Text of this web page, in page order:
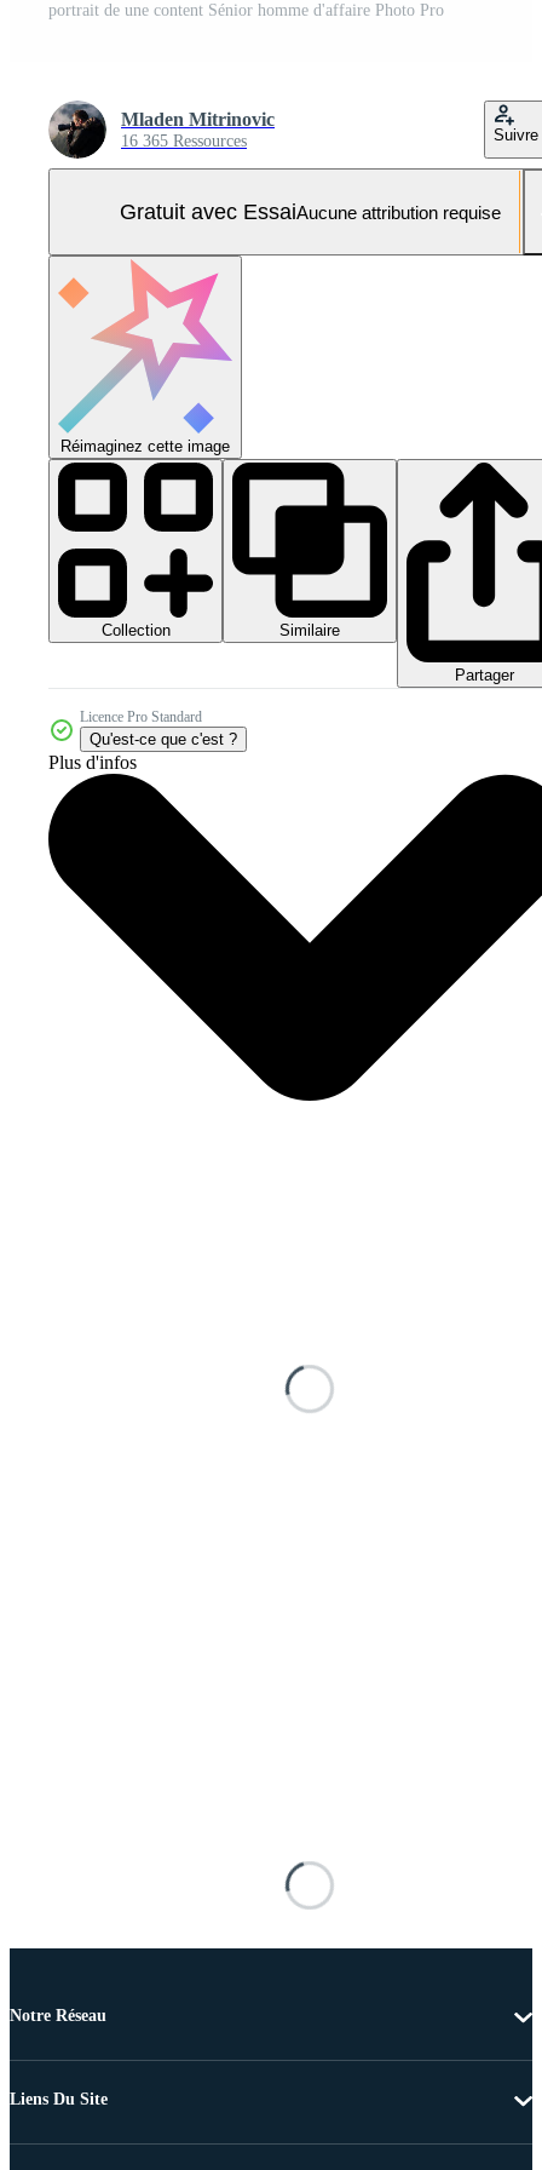
portrait de une content Sénior homme d'affaire Photo Pro
Mladen Mitrinovic
16 365 Ressources Suivre
Gratuit avec EssaiAucune attribution requise
Réimaginez cette image
Collection Similaire
Partager
Licence Pro Standard
Qu'est-ce que c'est ?
Plus d'infos
Notre Réseau
Liens Du Site